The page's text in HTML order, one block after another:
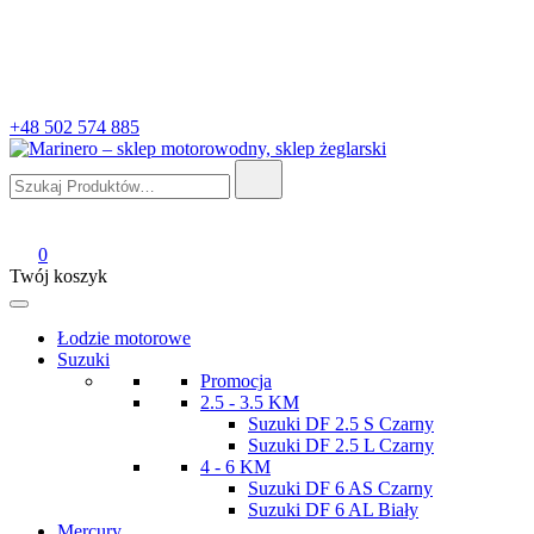
+48 502 574 885
Marinero – sklep motorowodny, sklep żeglarski
Sklep motorowodny, Sklep żeglarski, części do silników,
0
Twój koszyk
Łodzie motorowe
Suzuki
Promocja
2.5 - 3.5 KM
Suzuki DF 2.5 S Czarny
Suzuki DF 2.5 L Czarny
4 - 6 KM
Suzuki DF 6 AS Czarny
Suzuki DF 6 AL Biały